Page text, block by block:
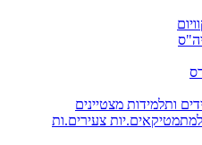
ותלמידות מצטיינים
צעירים.ות